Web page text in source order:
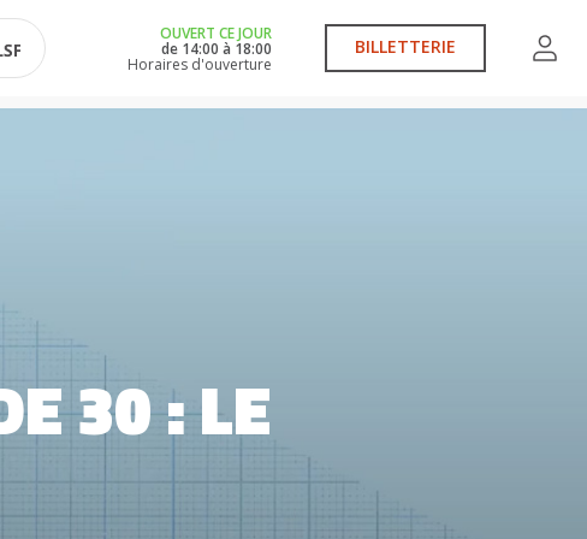
OUVERT CE JOUR
de 14:00 à 18:00
Horaires d'ouverture
BILLETTERIE
30 : LE